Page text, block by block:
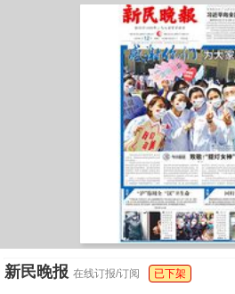
新民晚报在线订报/订阅 已下架